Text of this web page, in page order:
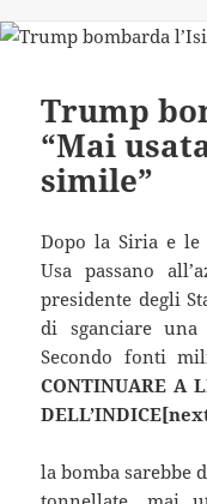
Trump
“Mai
simile”
Dopo la Siria e le
Usa passano
presidente degli
di sganciare una
Secondo fonti
CONTINUARE A
la bomba sarebbe